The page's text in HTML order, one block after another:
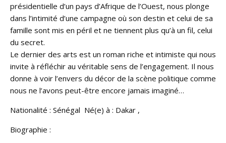
présidentielle d’un pays d’Afrique de l’Ouest, nous plonge
dans l’intimité d’une campagne où son destin et celui de sa
famille sont mis en péril et ne tiennent plus qu’à un fil, celui
du secret.
Le dernier des arts est un roman riche et intimiste qui nous
invite à réfléchir au véritable sens de l’engagement. Il nous
donne à voir l’envers du décor de la scène politique comme
nous ne l’avons peut-être encore jamais imaginé…
Nationalité : Sénégal Né(e) à : Dakar ,
Biographie :